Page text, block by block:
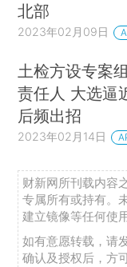
北部
2023年02月09日
土检方设专案
责任人 大选逼
后频出招
2023年02月14日
财新网所刊载内容
专属所有或持有。
建立镜像等任何使用
如有意愿转载，请
确认及授权后，方